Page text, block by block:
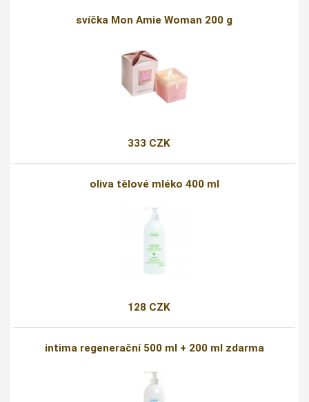
svíčka Mon Amie Woman 200 g
333 CZK
oliva tělové mléko 400 ml
128 CZK
intima regenerační 500 ml + 200 ml zdarma